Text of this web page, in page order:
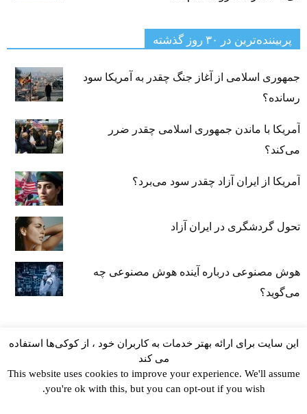
پربیننده‌ترین‌ در ۳۰ روز گذشته
جمهوری اسلامی از آغاز جنگ چقدر به آمریکا سود
رسانده؟
آمریکا با ماندن جمهوری اسلامی چقدر ضرر
می‌کند؟
آمریکا از ایران آزاد چقدر سود می‌برد؟
تحول گردشگری در ایران آزاد
هوش مصنوعی درباره آینده هوش مصنوعی چه
می‌گوید؟
این سایت برای ارائه بهتر خدمات به کاربران خود ، از کوکی‌ها استفاده
می کند
This website uses cookies to improve your experience. We'll assume
you're ok with this, but you can opt-out if you wish.